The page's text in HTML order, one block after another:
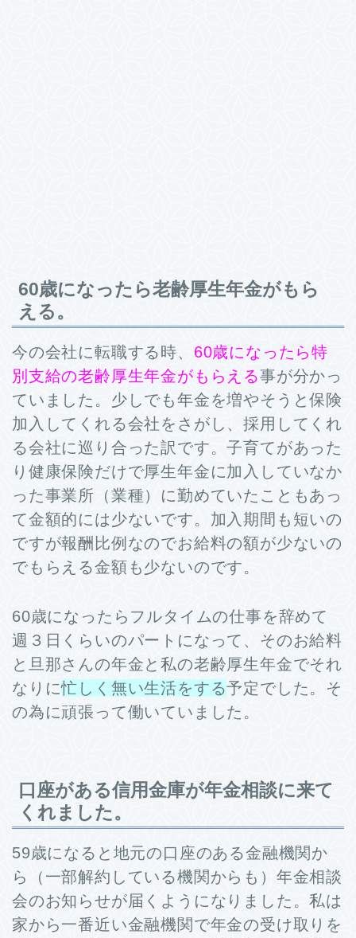
60歳になったら老齢厚生年金がもら
える。
今の会社に転職する時、 60歳になったら特
別支給の老齢厚生年金がもらえる事が分かっ
ていました。少しでも年金を増やそうと保険
加入してくれる会社をさがし、採用してくれ
る会社に巡り合った訳です。子育てがあった
り健康保険だけで厚生年金に加入していなか
った事業所（業種）に勤めていたこともあっ
て金額的には少ないです。加入期間も短いの
ですが報酬比例なのでお給料の額が少ないの
でもらえる金額も少ないのです。
60歳になったらフルタイムの仕事を辞めて
週３日くらいのパートになって、そのお給料
と旦那さんの年金と私の老齢厚生年金でそれ
なりに忙しく無い生活をする予定でした。そ
の為に頑張って働いていました。
口座がある信用金庫が年金相談に来て
くれました。
59歳になると地元の口座のある金融機関か
ら（一部解約している機関からも）年金相談
会のお知らせが届くようになりました。私は
家から一番近い金融機関で年金の受け取りを